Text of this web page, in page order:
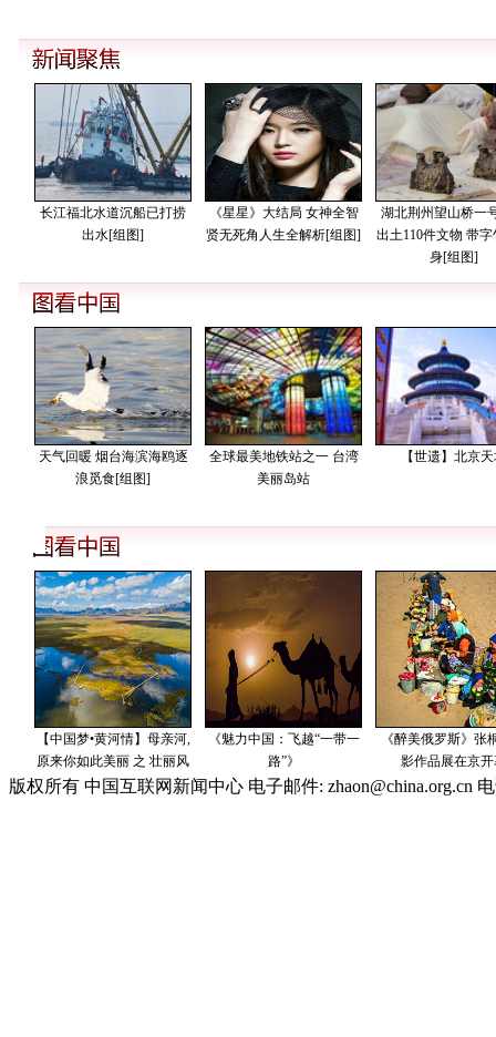
版权所有 中国互联网新闻中心 电子邮件: zhaon@china.org.cn